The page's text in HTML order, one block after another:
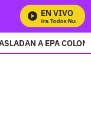
EN VIVO
Mira Todos
A EPA